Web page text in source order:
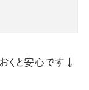
くと安心です↓